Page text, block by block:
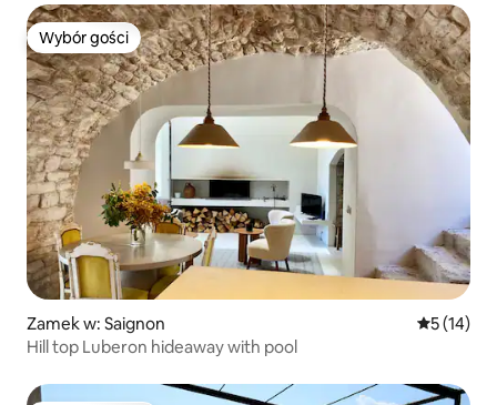
Wybór gości
Wybór gości
Zamek w: Saignon Średnia
5 (14)
Hill top Luberon hideaway with pool